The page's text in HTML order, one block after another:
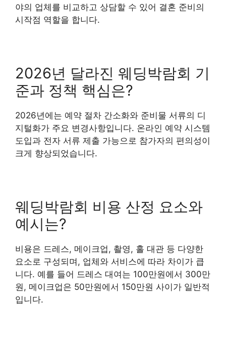
야의 업체를 비교하고 상담할 수 있어 결혼 준비의
시작점 역할을 합니다.
2026년 달라진 웨딩박람회 기
준과 정책 핵심은?
2026년에는 예약 절차 간소화와 준비물 서류의 디
지털화가 주요 변경사항입니다. 온라인 예약 시스템
도입과 전자 서류 제출 가능으로 참가자의 편의성이
크게 향상되었습니다.
웨딩박람회 비용 산정 요소와
예시는?
비용은 드레스, 메이크업, 촬영, 홀 대관 등 다양한
요소로 구성되며, 업체와 서비스에 따라 차이가 큽
니다. 예를 들어 드레스 대여는 100만원에서 300만
원, 메이크업은 50만원에서 150만원 사이가 일반적
입니다.